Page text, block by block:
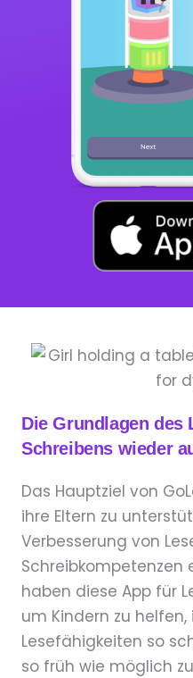
Die Grundlagen des
Schreibens wieder
Das Hauptziel von
ihre Eltern zu
Verbesserung von
Schreibkompetenzen
haben diese App für
um Kindern zu
Lesefähigkeiten so
so früh wie möglich